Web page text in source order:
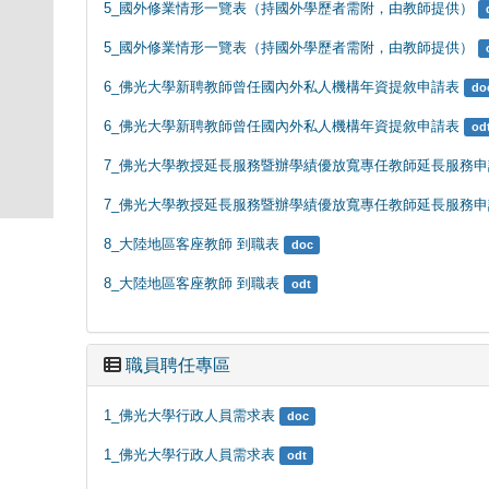
5_國外修業情形一覽表（持國外學歷者需附，由教師提供）
5_國外修業情形一覽表（持國外學歷者需附，由教師提供）
6_佛光大學新聘教師曾任國內外私人機構年資提敘申請表
6_佛光大學新聘教師曾任國內外私人機構年資提敘申請表
7_佛光大學教授延長服務暨辦學績優放寬專任教師延長服務
7_佛光大學教授延長服務暨辦學績優放寬專任教師延長服務
8_大陸地區客座教師 到職表 doc
8_大陸地區客座教師 到職表 odt
職員聘任專區
1_佛光大學行政人員需求表 doc
1_佛光大學行政人員需求表 odt